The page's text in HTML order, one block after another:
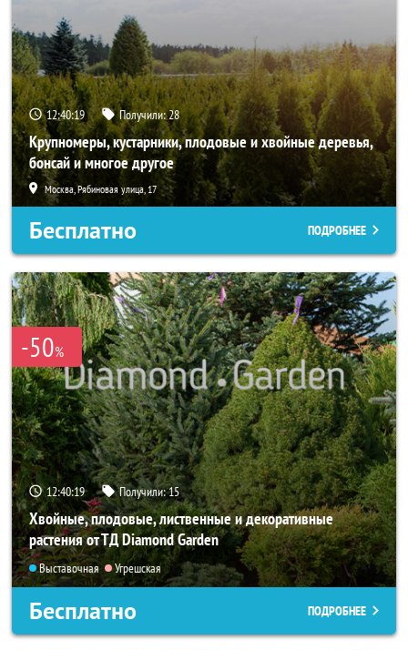
12:40:18 Получили:28
Крупномеры, кустарники, плодовые и хвойные деревья,
бонсай и многое другое
Москва, Рябиновая улица, 17
Бесплатно ПОДРОБНЕЕ
-50%
12:40:18 Получили:15
Хвойные, плодовые, лиственные и декоративные
растения от ТД Diamond Garden
Выставочная Угрешская
Бесплатно ПОДРОБНЕЕ